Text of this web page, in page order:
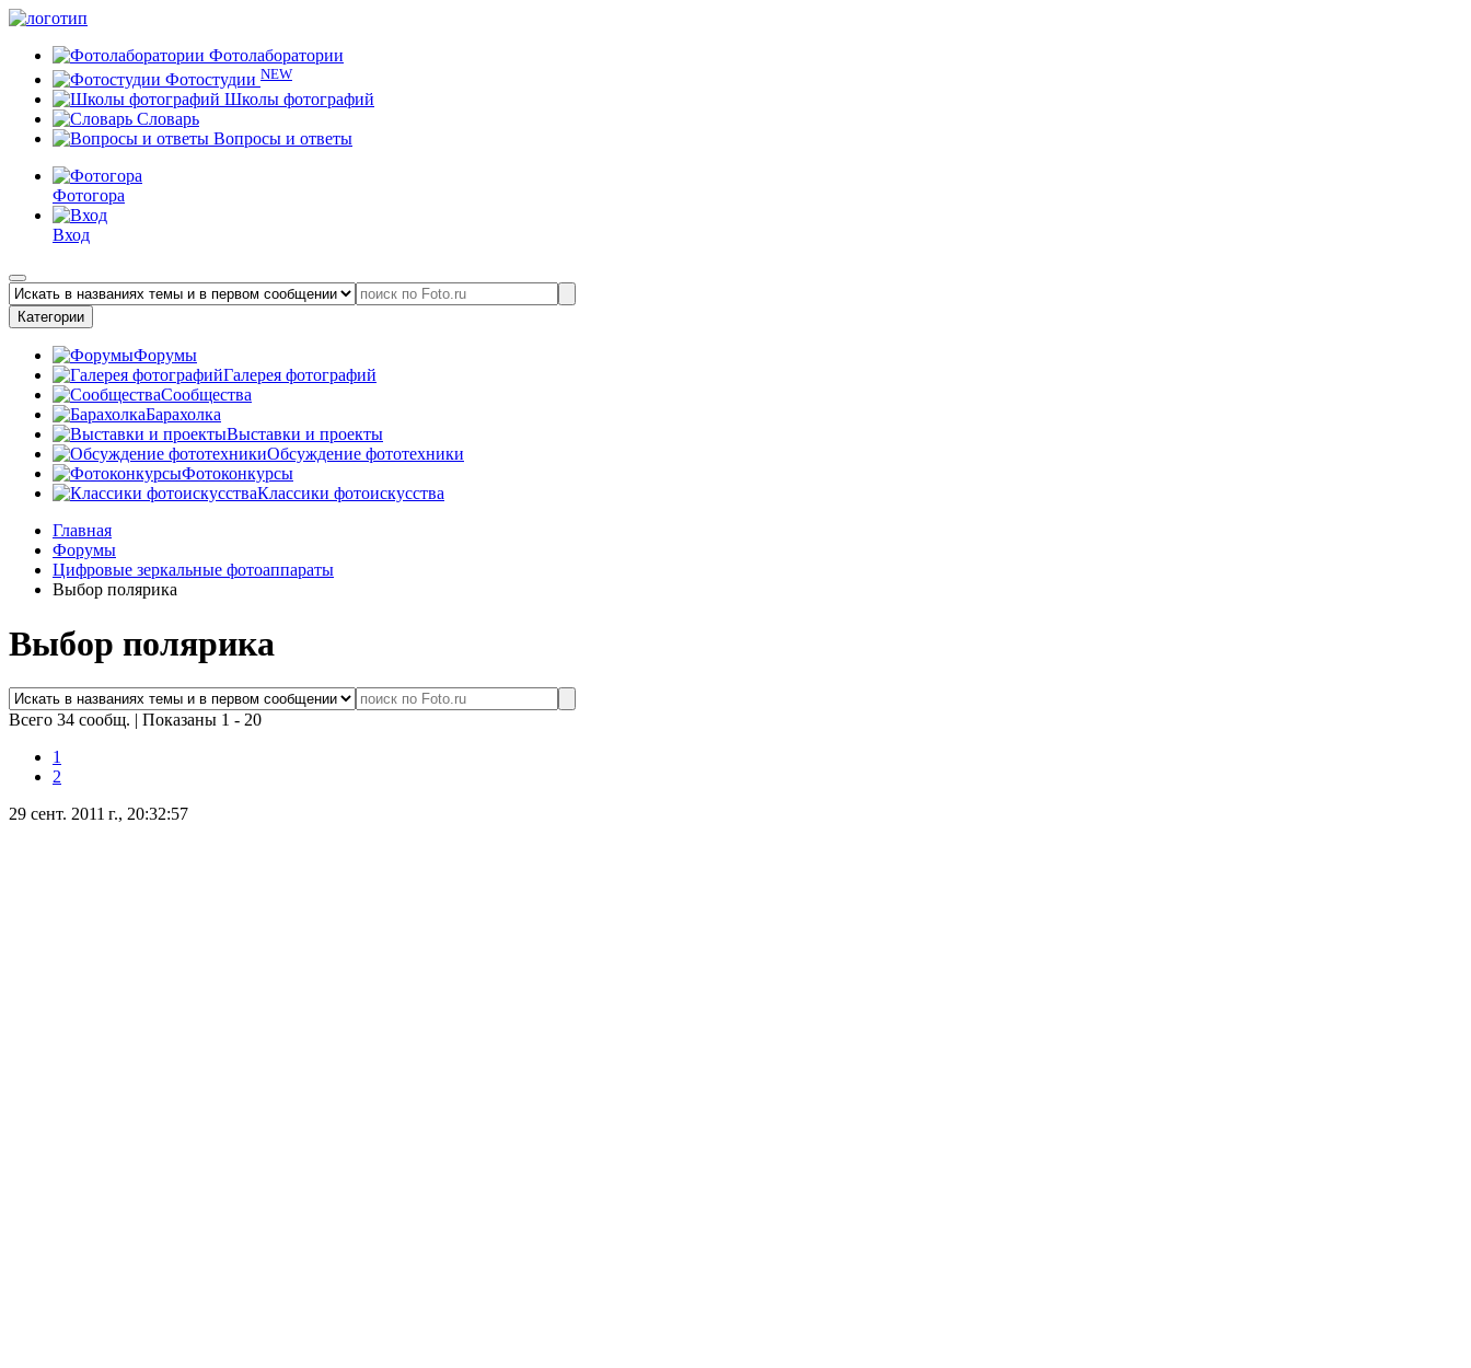
Фотолаборатории
Фотостудии NEW
Школы фотографий
Словарь
Вопросы и ответы
Фотогора
Вход
Категории
Форумы
Галерея фотографий
Сообщества
Барахолка
Выставки и проекты
Обсуждение фототехники
Фотоконкурсы
Классики фотоискусства
Главная
Форумы
Цифровые зеркальные фотоаппараты
Выбор полярика
Выбор полярика
Всего 34 сообщ. | Показаны 1 - 20
1
2
29 сент. 2011 г., 20:32:57